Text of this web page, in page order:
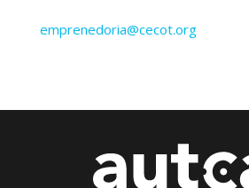
emprenedoria@cecot.org